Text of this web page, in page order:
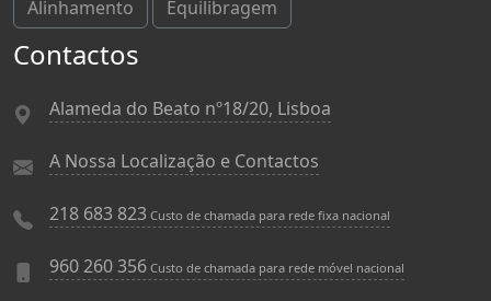
Alinhamento Equilibragem
Contactos
Alameda do Beato nº18/20, Lisboa
A Nossa Localização e Contactos
218 683 823 Custo de chamada para rede fixa nacional
960 260 356 Custo de chamada para rede móvel nacional